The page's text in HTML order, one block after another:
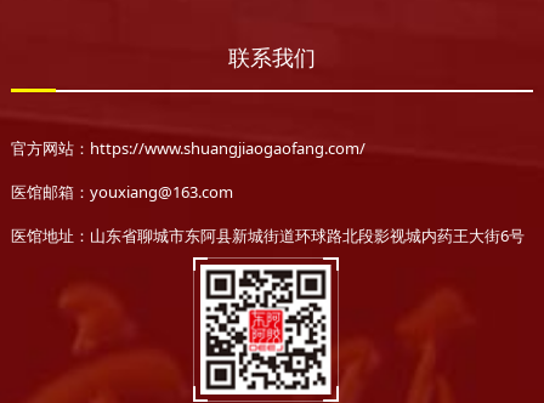
联系我们
官方网站：https://www.shuangjiaogaofang.com/
医馆邮箱：youxiang@163.com
医馆地址：山东省聊城市东阿县新城街道环球路北段影视城内药王大街6号